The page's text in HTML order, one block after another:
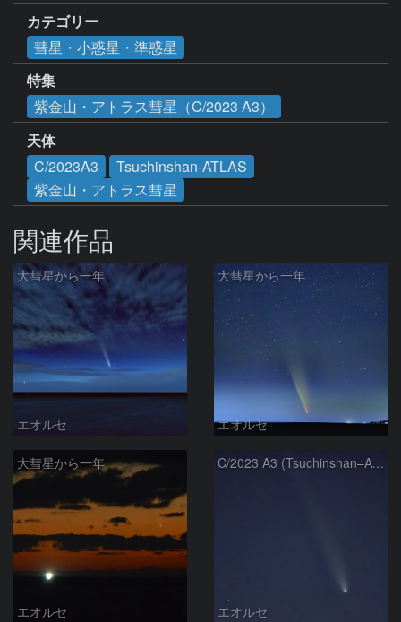
カテゴリー
彗星・小惑星・準惑星
特集
紫金山・アトラス彗星（C/2023 A3）
天体
C/2023A3
Tsuchinshan-ATLAS
紫金山・アトラス彗星
関連作品
大彗星から一年
エオルセ
大彗星から一年
エオルセ
大彗星から一年
エオルセ
C/2023 A3 (Tsuchinshan–ATLAS)
エオルセ